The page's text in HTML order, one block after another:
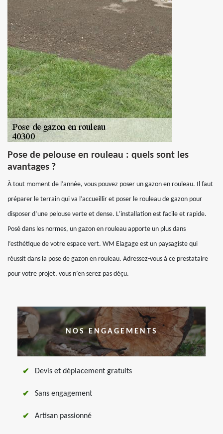
Pose de pelouse en rouleau : quels sont les
avantages ?
À tout moment de l’année, vous pouvez poser un gazon en rouleau. Il faut
préparer le terrain qui va l’accueillir et poser le rouleau de gazon pour
disposer d’une pelouse verte et dense. L’installation est facile et rapide.
Posé dans les normes, un gazon en rouleau apporte un plus dans
l’esthétique de votre espace vert. WM Elagage est un paysagiste qui
réussit dans la pose de gazon en rouleau. Adressez-vous à ce prestataire
pour votre projet, vous n’en serez pas déçu.
NOS ENGAGEMENTS
Devis et déplacement gratuits
Sans engagement
Artisan passionné